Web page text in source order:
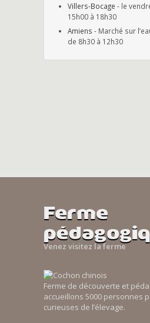
Villers-Bocage - le
15h00 à 18h30
Amiens - Marché sur
de 8h30 à 12h30
Ferme
Venez visitez la ferme
Ferme de découverte et
accueillons 5000 personnes
curieuses de l’élevage.